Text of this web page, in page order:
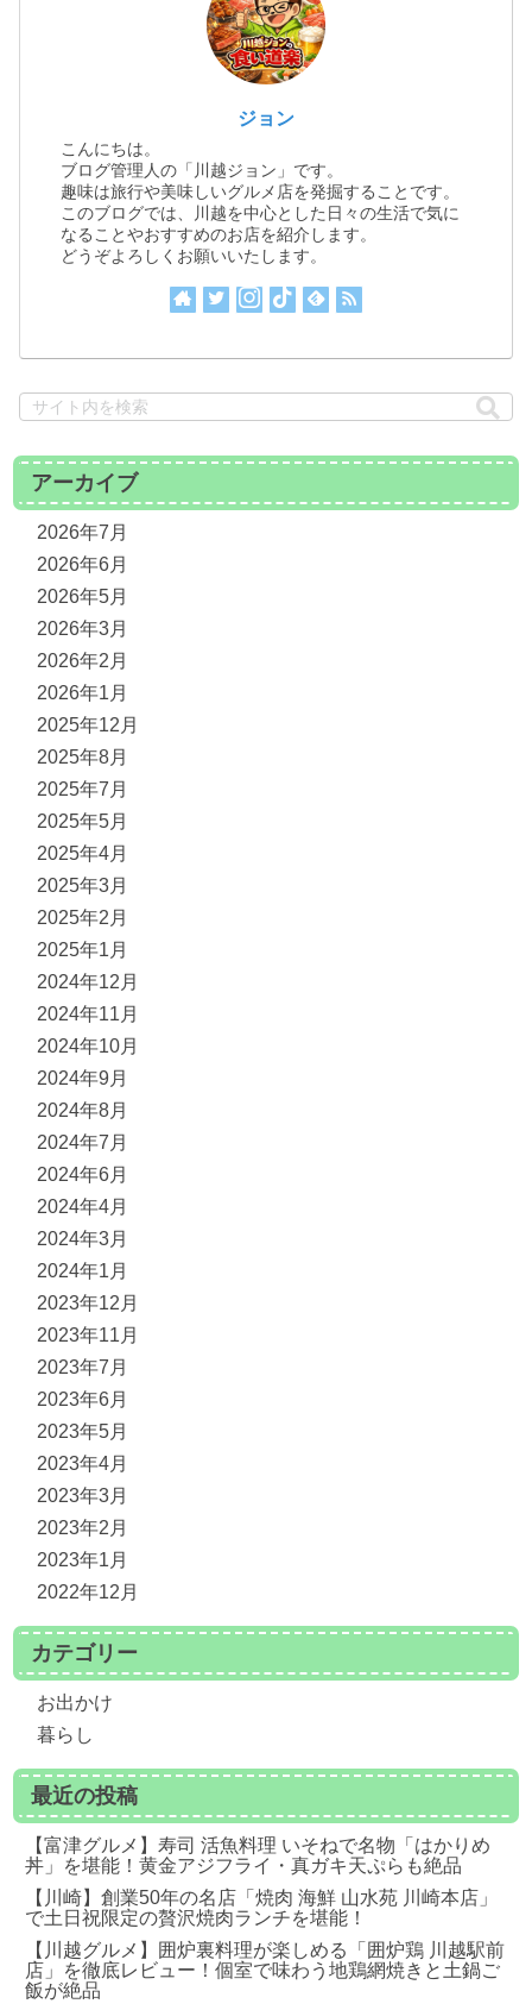
ジョン
こんにちは。
ブログ管理人の「川越ジョン」です。
趣味は旅行や美味しいグルメ店を発掘することです。
このブログでは、川越を中心とした日々の生活で気に
なることやおすすめのお店を紹介します。
どうぞよろしくお願いいたします。
アーカイブ
2026年7月
2026年6月
2026年5月
2026年3月
2026年2月
2026年1月
2025年12月
2025年8月
2025年7月
2025年5月
2025年4月
2025年3月
2025年2月
2025年1月
2024年12月
2024年11月
2024年10月
2024年9月
2024年8月
2024年7月
2024年6月
2024年4月
2024年3月
2024年1月
2023年12月
2023年11月
2023年7月
2023年6月
2023年5月
2023年4月
2023年3月
2023年2月
2023年1月
2022年12月
カテゴリー
お出かけ
暮らし
最近の投稿
【富津グルメ】寿司 活魚料理 いそねで名物「はかりめ
丼」を堪能！黄金アジフライ・真ガキ天ぷらも絶品
【川崎】創業50年の名店「焼肉 海鮮 山水苑 川崎本店」
で土日祝限定の贅沢焼肉ランチを堪能！
【川越グルメ】囲炉裏料理が楽しめる「囲炉鶏 川越駅前
店」を徹底レビュー！個室で味わう地鶏網焼きと土鍋ご
飯が絶品